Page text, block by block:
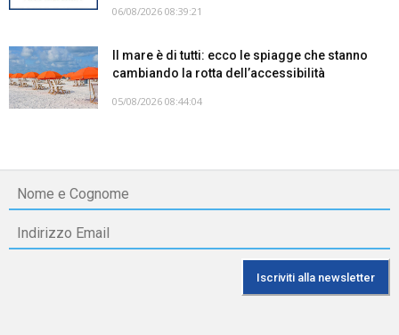
06/08/2026 08:39:21
Il mare è di tutti: ecco le spiagge che stanno
cambiando la rotta dell’accessibilità
05/08/2026 08:44:04